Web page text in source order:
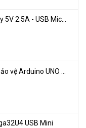
USB Mini